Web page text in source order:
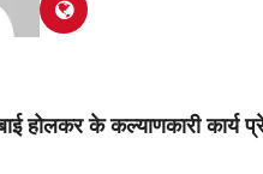
होलकर के कल्याणकारी कार्य